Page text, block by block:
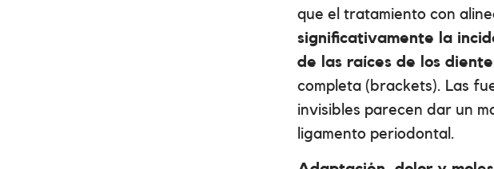
que el tratamiento con
significativamente la
de las raíces de los
completa (brackets). Las
invisibles parecen dar un
ligamento periodontal.